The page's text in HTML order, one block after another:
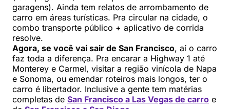
garagens). Ainda tem relatos de arrombamento de
carro em áreas turísticas. Pra circular na cidade, o
combo transporte público + aplicativo de corrida
resolve.
Agora, se você vai sair de San Francisco, aí o carro
faz toda a diferença. Pra encarar a Highway 1 até
Monterey e Carmel, visitar a região vinícola de Napa
e Sonoma, ou emendar roteiros mais longos, ter o
carro é libertador. Inclusive a gente tem matérias
completas de San Francisco a Las Vegas de carro e